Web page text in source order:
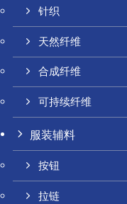
针织
天然纤维
合成纤维
可持续纤维
服装辅料
按钮
拉链